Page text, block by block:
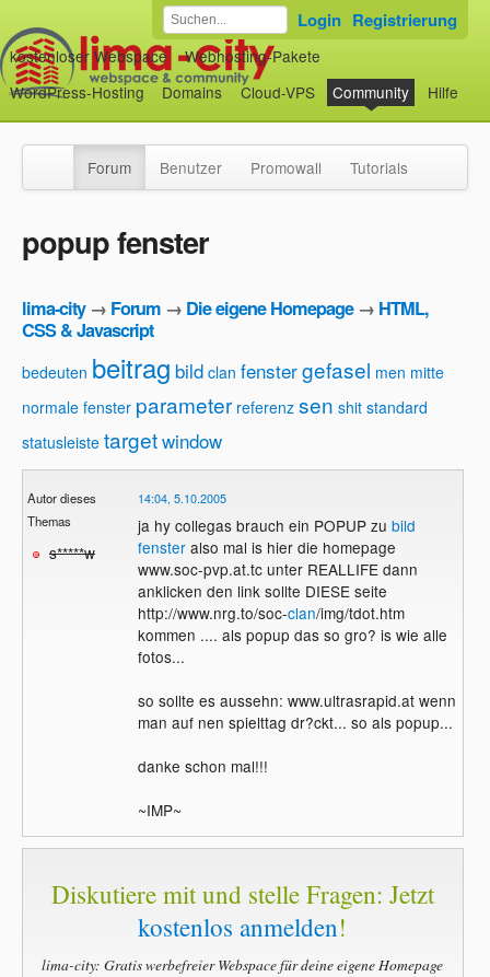
kostenloser Webspace
Webhosting-Pakete
WordPress-Hosting
Domains Cloud-VPS Community Hilfe
Login Registrierung
Forum Benutzer Promowall Tutorials
popup fenster
lima-city→ Forum → Die eigene Homepage→ HTML,
CSS & Javascript
bedeuten beitrag bild clan fenstergefasel men mitte
normale fenster parameter referenz sen shit standard
statusleiste targetwindow
Autor dieses
Themas
s*****w
14:04, 5.10.2005
ja hy collegas brauch ein POPUP zu bild
fensteralso mal is hier die homepage
www.soc-pvp.at.tc unter REALLIFE dann
anklicken den link sollte DIESE seite
http://www.nrg.to/soc-clan/img/tdot.htm
kommen .... als popup das so gro? is wie alle
fotos...
so sollte es aussehn: www.ultrasrapid.at wenn
man auf nen spielttag dr?ckt... so als popup...
danke schon mal!!!
~IMP~
Diskutiere mit und stelle Fragen: Jetzt
kostenlos anmelden!
lima-city: Gratis werbefreier Webspace für deine eigene Homepage